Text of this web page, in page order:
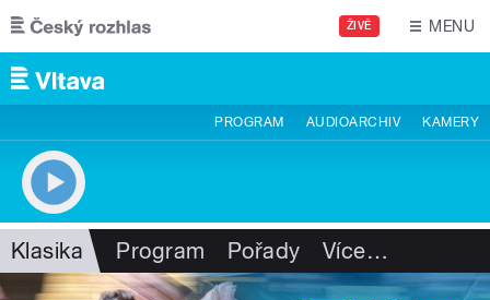
Přejít k hlavnímu obsahu
ŽIVĚ MENU
PROGRAM AUDIOARCHIV KAMERY
Klasika Program Pořady Více…